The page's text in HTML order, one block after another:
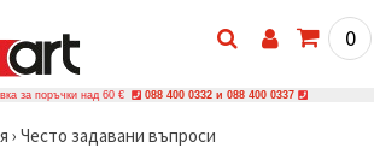
0
за поръчки над 60 € 088 400 0332 и 088 400 0337
› Често задавани въпроси